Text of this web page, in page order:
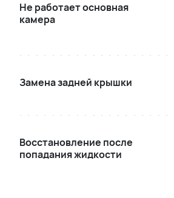
Не работает основная
камера
Замена задней крышки
Восстановление после
попадания жидкости